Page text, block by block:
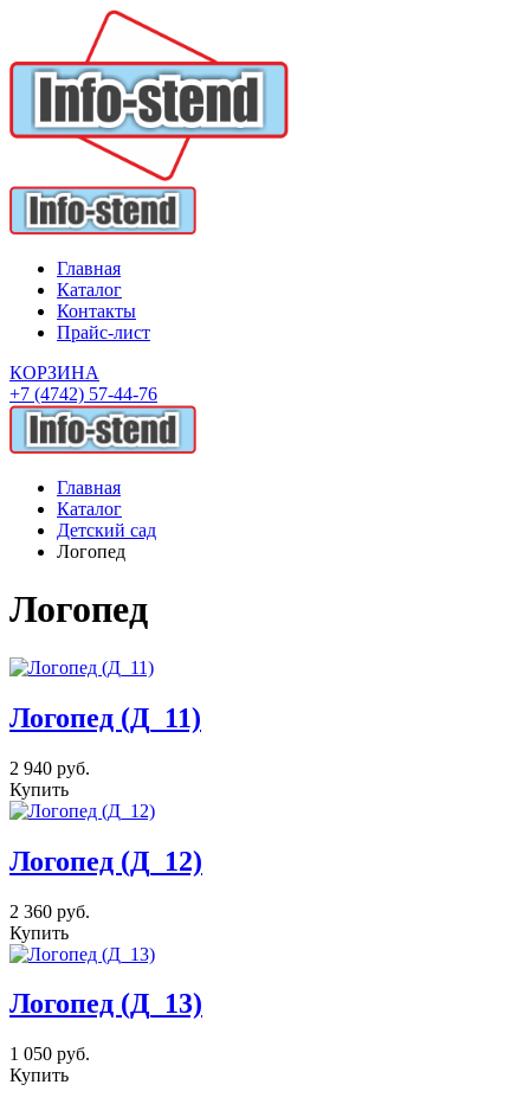
Главная
Каталог
Контакты
Прайс-лист
КОРЗИНА
+7 (4742) 57-44-76
Главная
Каталог
Детский сад
Логопед
Логопед
Логопед (Д_11)
2 940 руб.
Купить
Логопед (Д_12)
2 360 руб.
Купить
Логопед (Д_13)
1 050 руб.
Купить